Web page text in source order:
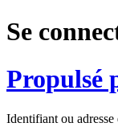
Se
Propulsé
Identifiant ou adresse